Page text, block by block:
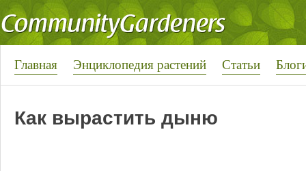
Главная Энциклопедия растений Статьи
Как вырастить дыню